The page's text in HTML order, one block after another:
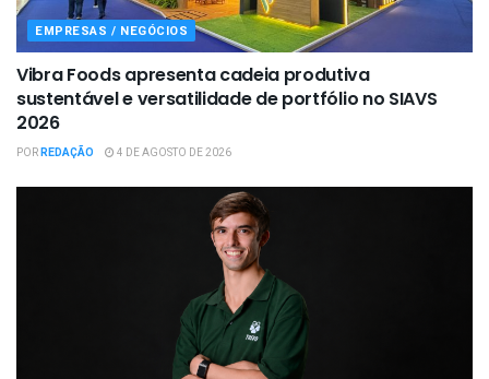
EMPRESAS / NEGÓCIOS
Vibra Foods apresenta cadeia produtiva
sustentável e versatilidade de portfólio no SIAVS
2026
PORREDAÇÃO 4 DE AGOSTO DE 2026